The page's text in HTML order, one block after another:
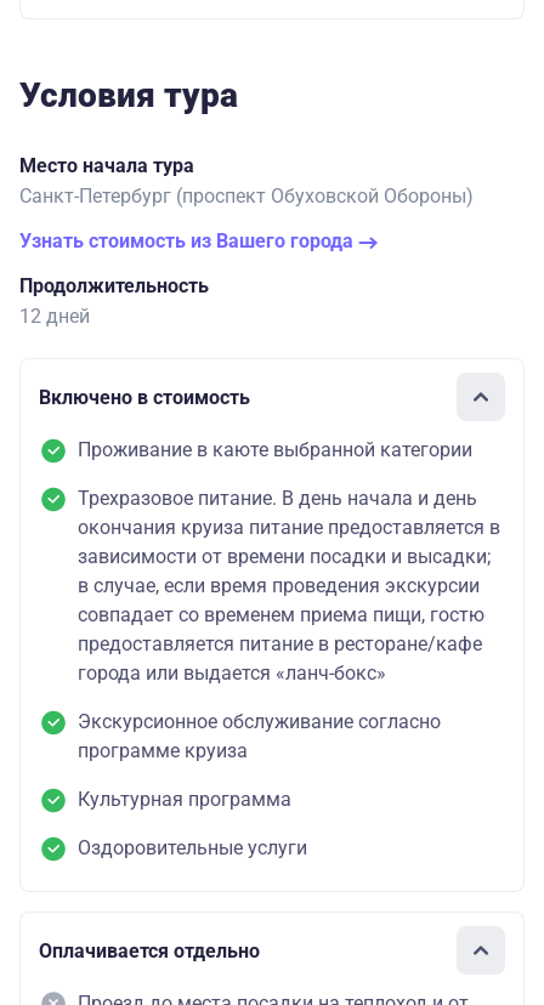
Условия тура
Место начала тура
Санкт-Петербург (проспект Обуховской Обороны)
Узнать стоимость из Вашего города
Продолжительность
12 дней
Включено в стоимость
Проживание в каюте выбранной категории
Трехразовое питание. В день начала и день
окончания круиза питание предоставляется в
зависимости от времени посадки и высадки;
в случае, если время проведения экскурсии
совпадает со временем приема пищи, гостю
предоставляется питание в ресторане/кафе
города или выдается «ланч-бокс»
Экскурсионное обслуживание согласно
программе круиза
Культурная программа
Оздоровительные услуги
Оплачивается отдельно